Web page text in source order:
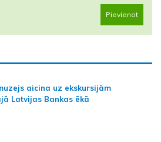
Pievienot
aicina uz ekskursijām
Latvijas Bankas ēkā